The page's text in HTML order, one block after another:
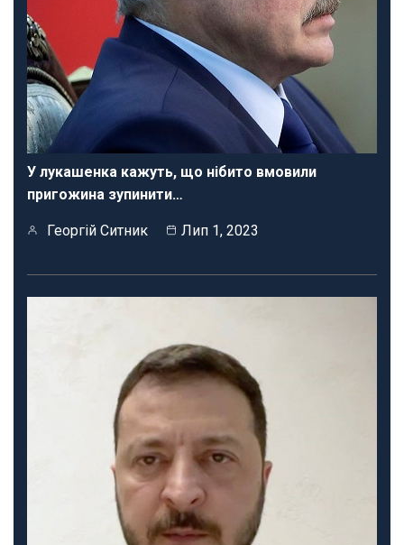
У лукашенка кажуть, що нібито вмовили
пригожина зупинити…
Георгій Ситник Лип 1, 2023